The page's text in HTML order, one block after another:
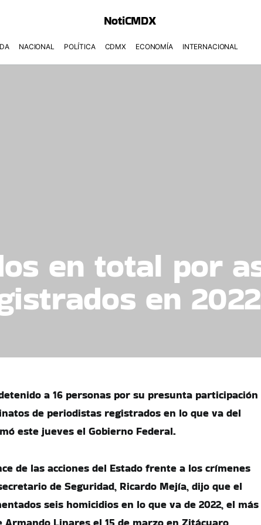
NotiCMDX
NACIONAL POLÍTICA CDMX ECONOMÍA INTERNACIONAL
en total por
en 2022
a 16 personas por su presunta participación
de periodistas registrados en lo que va del
este jueves el Gobierno Federal.
de las acciones del Estado frente a los crímenes
de Seguridad, Ricardo Mejía, dijo que el
seis homicidios en lo que va de 2022, el más